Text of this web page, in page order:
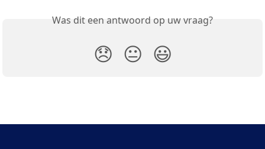
Was dit een antwoord op uw vraag?
😞 😐 😃